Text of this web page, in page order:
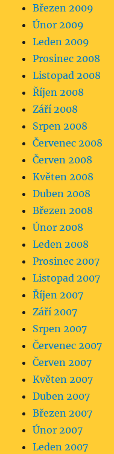
Březen 2009
Únor 2009
Leden 2009
Prosinec 2008
Listopad 2008
Říjen 2008
Září 2008
Srpen 2008
Červenec 2008
Červen 2008
Květen 2008
Duben 2008
Březen 2008
Únor 2008
Leden 2008
Prosinec 2007
Listopad 2007
Říjen 2007
Září 2007
Srpen 2007
Červenec 2007
Červen 2007
Květen 2007
Duben 2007
Březen 2007
Únor 2007
Leden 2007